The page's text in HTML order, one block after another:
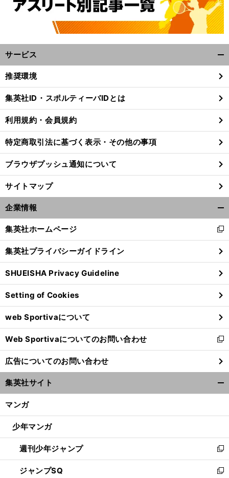
【
イ
】
、
厳
」
サービス
閉
る
推奨環境
集英社ID・スポルティーバIDとは
利用規約・会員規約
特定商取引法に基づく表示・その他の事項
ブラウザプッシュ通知について
サイトマップ
企業情報
閉
る
集英社ホームページ
新
し
い
ウ
ィ
ン
ド
ウ
で
開
く
集英社プライバシーガイドライン
SHUEISHA Privacy Guideline
Setting of Cookies
web Sportivaについて
Web Sportivaについてのお問い合わせ
新
し
い
ウ
ィ
ン
ウ
開
く
広告についてのお問い合わせ
集英社サイト
マンガ
少年マンガ
週刊少年ジャンプ
新
し
い
ジャンプSQ
新